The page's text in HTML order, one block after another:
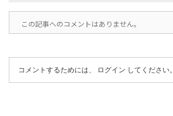
この記事へのコメントはありません。
コメントするためには、 ログイン してください。